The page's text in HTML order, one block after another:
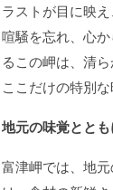
ラストが目に映
喧騒を忘れ、心
るこの岬は、清
ここだけの特別
地元の味覚とと
富津岬では、地